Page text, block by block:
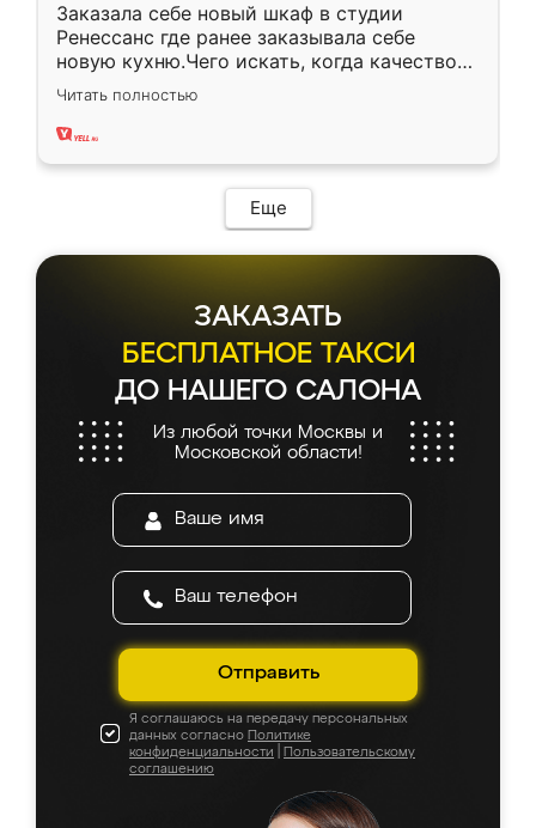
Заказала себе новый шкаф в студии
Ренессанс где ранее заказывала себе
новую кухню.Чего искать, когда качеством
вполне довольна. Служит кухня уже почти
два года, нареканий нет.
Читать полностью
Еще
ЗАКАЗАТЬ
БЕСПЛАТНОЕ ТАКСИ
ДО НАШЕГО САЛОНА
Из любой точки Москвы и
Московской области!
Отправить
Я соглашаюсь на передачу персональных
данных согласно Политике
конфиденциальности
Пользовательскому
соглашению